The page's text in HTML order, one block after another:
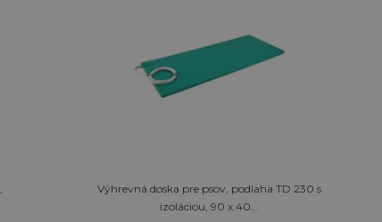
Výhrevná doska pre psov, podlaha TD 230 s
izoláciou, 90 x 40...